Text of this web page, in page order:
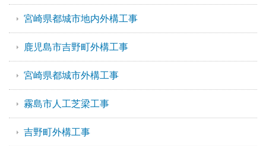
宮崎県都城市地内外構工事
鹿児島市吉野町外構工事
宮崎県都城市外構工事
霧島市人工芝梁工事
吉野町外構工事